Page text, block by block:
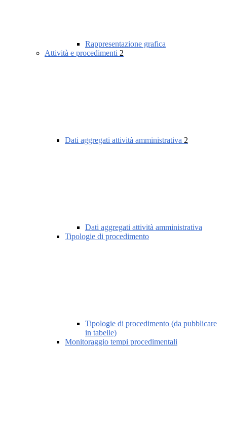
Rappresentazione grafica
Attività e procedimenti 2
Dati aggregati attività amministrativa 2
Dati aggregati attività amministrativa
Tipologie di procedimento
Tipologie di procedimento (da pubblicare
in tabelle)
Monitoraggio tempi procedimentali